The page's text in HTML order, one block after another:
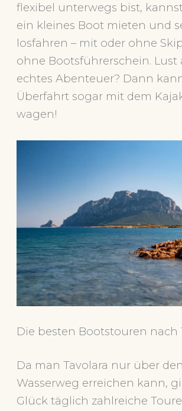
flexibel unterwegs bist,
ein kleines Boot mieten und
losfahren – mit oder ohne
ohne Bootsführerschein. Lust
echtes Abenteuer? Dann
Überfahrt sogar mit dem
wagen!
Die besten Bootstouren nach
Da man Tavolara nur über den
Wasserweg erreichen kann,
Glück täglich zahlreiche